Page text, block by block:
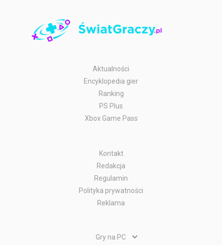
Aktualności
Encyklopedia gier
Ranking
PS Plus
Xbox Game Pass
Kontakt
Redakcja
Regulamin
Polityka prywatności
Reklama
Gry na PC